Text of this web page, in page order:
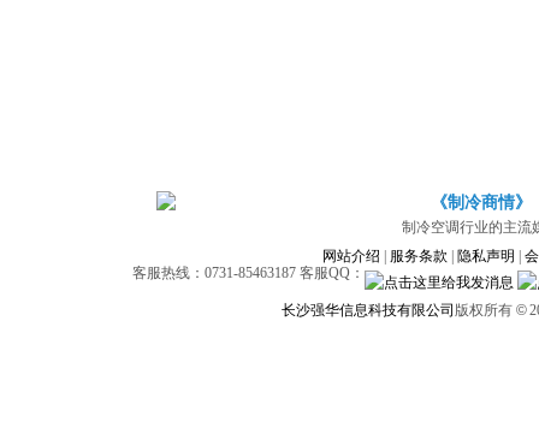
《制冷商情》
制冷空调行业的主流
网站介绍
服务条款 隐私声明
客服热线：0731-85463187 客服QQ：
长沙强华信息科技有限公司 版权所有 ©